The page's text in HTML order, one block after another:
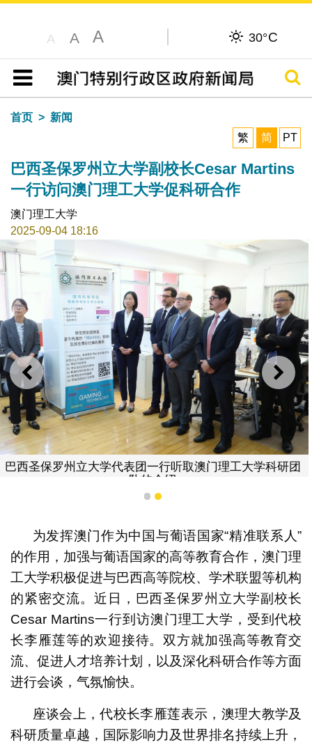
A A A 30°C
目录
搜寻
首页
新闻
繁
简 PT
巴西圣保罗州立大学副校长Cesar Martins
一行访问澳门理工大学促科研合作
澳门理工大学
2025-09-04 18:16
上一则 下一
巴西圣保罗州立大学代表团一行听取澳门理工大学科研团
队的介绍
1 2
为发挥澳门作为中国与葡语国家“精准联系人”
的作用，加强与葡语国家的高等教育合作，澳门理
工大学积极促进与巴西高等院校、学术联盟等机构
的紧密交流。近日，巴西圣保罗州立大学副校长
Cesar Martins一行到访澳门理工大学，受到代校
长李雁莲等的欢迎接待。双方就加强高等教育交
流、促进人才培养计划，以及深化科研合作等方面
进行会谈，气氛愉快。
座谈会上，代校长李雁莲表示，澳理大教学及
科研质量卓越，国际影响力及世界排名持续上升，